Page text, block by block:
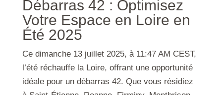
Débarras 42 : Optimisez
Votre Espace en Loire en
Été 2025
Ce dimanche 13 juillet 2025, à 11:47 AM CEST,
l’été réchauffe la Loire, offrant une opportunité
idéale pour un débarras 42. Que vous résidiez